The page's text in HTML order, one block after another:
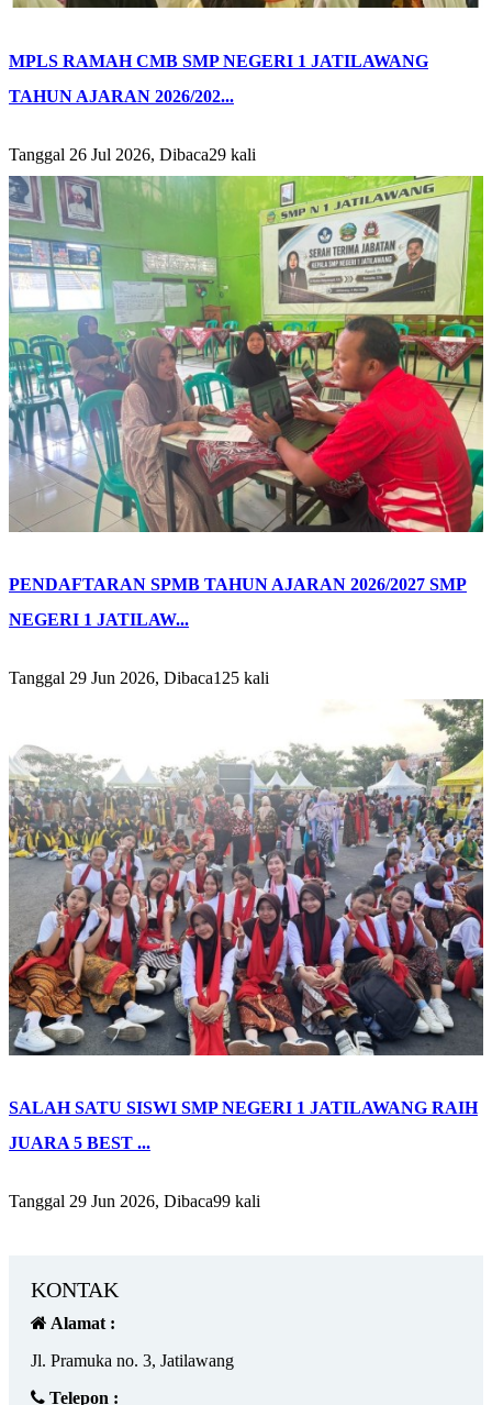
MPLS RAMAH CMB SMP NEGERI 1 JATILAWANG
TAHUN AJARAN 2026/202...
Tanggal 26 Jul 2026, Dibaca29 kali
PENDAFTARAN SPMB TAHUN AJARAN 2026/2027 SMP
NEGERI 1 JATILAW...
Tanggal 29 Jun 2026, Dibaca125 kali
SALAH SATU SISWI SMP NEGERI 1 JATILAWANG RAIH
JUARA 5 BEST ...
Tanggal 29 Jun 2026, Dibaca99 kali
KONTAK
Alamat :
Jl. Pramuka no. 3, Jatilawang
Telepon :